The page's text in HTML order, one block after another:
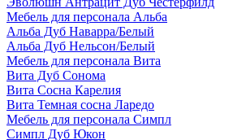
Мебель для персонала Альба
Альба Дуб Наварра/Белый
Альба Дуб Нельсон/Белый
Мебель для персонала Вита
Вита Дуб Сонома
Вита Сосна Карелия
Вита Темная сосна Ларедо
Мебель для персонала Симпл
Симпл Дуб Юкон